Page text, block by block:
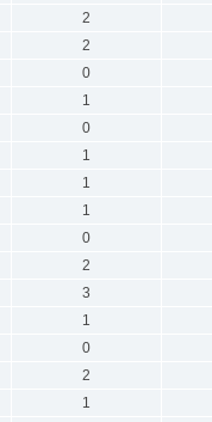
2
2
0
1
0
1
1
1
0
2
3
1
0
2
1